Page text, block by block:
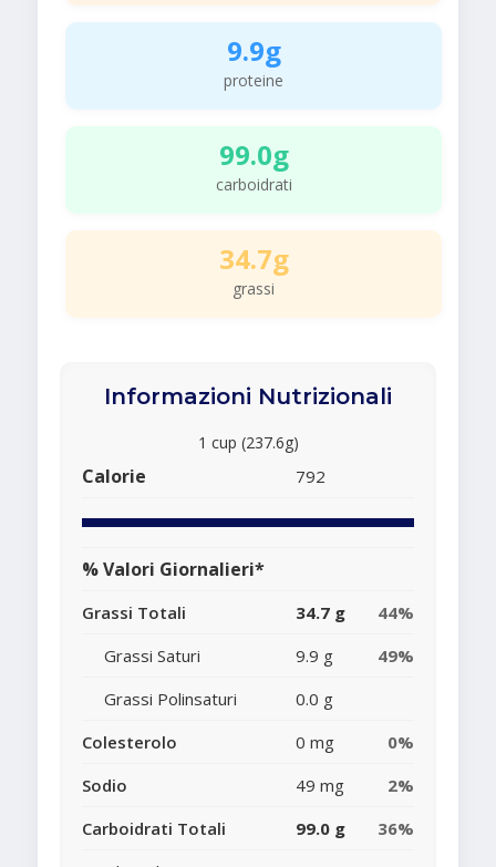
9.9g
proteine
99.0g
carboidrati
34.7g
grassi
Informazioni Nutrizionali
1 cup (237.6g)
Calorie 792
% Valori Giornalieri*
Grassi Totali 34.7 g
44%
Grassi Saturi
9.9 g
49%
Grassi Polinsaturi
0.0 g
Colesterolo
0 mg
0%
Sodio
49 mg
2%
Carboidrati Totali
99.0 g
36%